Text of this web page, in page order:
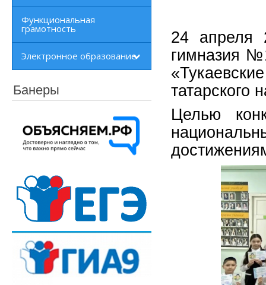
Функциональная
грамотность
Электронное образование
Банеры
24 апреля
гимназия
татарского
Целью